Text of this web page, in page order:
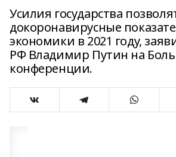
Усилия государства
докоронавирусные
экономики в 2021 году,
РФ Владимир Путин на
конференции.